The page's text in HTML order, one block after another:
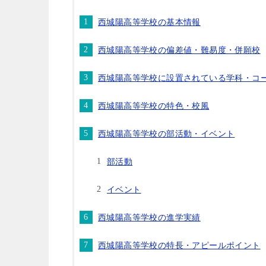
西城陽高等学校の基本情報
西城陽高等学校の偏差値・難易度・併願校
西城陽高等学校に設置されている学科・コ
西城陽高等学校の特色・校風
西城陽高等学校の部活動・イベント
部活動
イベント
西城陽高等学校の進学実績
西城陽高等学校の特長・アピールポイント